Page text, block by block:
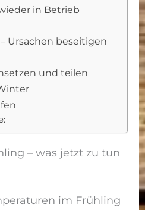
in Betrieb
Ursachen beseitigen
und teilen
– was jetzt zu tun
im Frühling